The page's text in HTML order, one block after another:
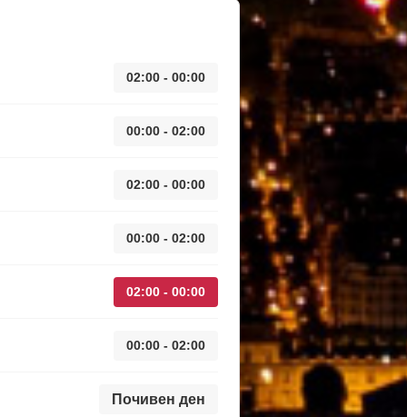
02:00 - 00:00
00:00 - 02:00
02:00 - 00:00
00:00 - 02:00
02:00 - 00:00
00:00 - 02:00
Почивен ден